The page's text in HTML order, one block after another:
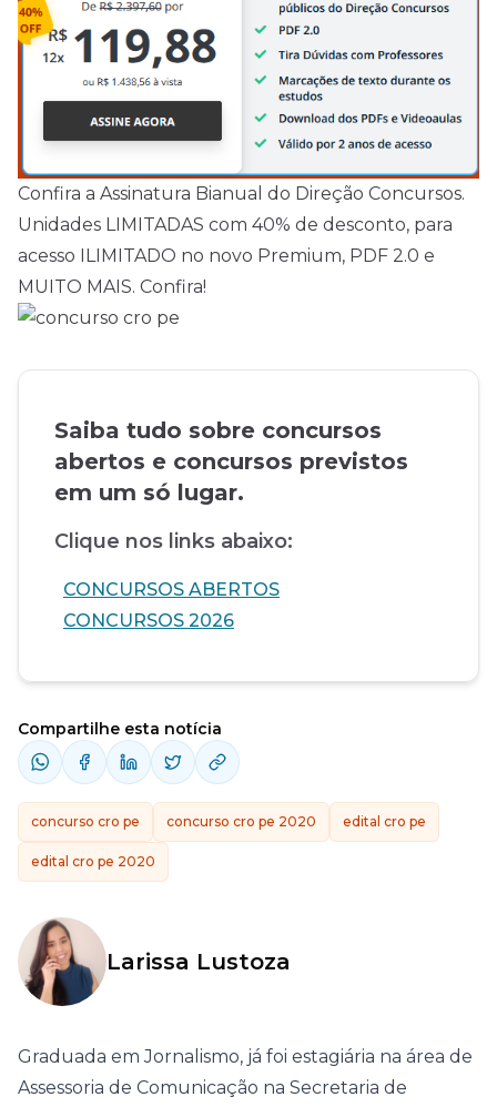
Confira a Assinatura Bianual do Direção Concursos.
Unidades LIMITADAS com 40% de desconto, para
acesso ILIMITADO no novo Premium, PDF 2.0 e
MUITO MAIS. Confira!
Saiba tudo sobre concursos
abertos e concursos previstos
em um só lugar.
Clique nos links abaixo:
CONCURSOS ABERTOS
CONCURSOS 2026
Compartilhe esta notícia
concurso cro pe concurso cro pe 2020 edital cro pe
edital cro pe 2020
Larissa Lustoza
Graduada em Jornalismo, já foi estagiária na área de
Assessoria de Comunicação na Secretaria de